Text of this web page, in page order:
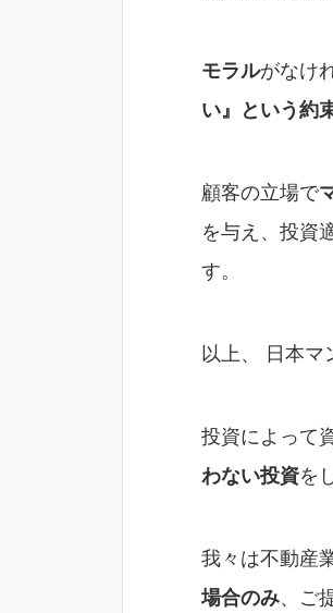
モラルがなけ
い』という約
顧客の立場で
を与え、投資
す。
以上、 日本マ
投資によって
わない投資を
我々は不動産
場合のみ、ご